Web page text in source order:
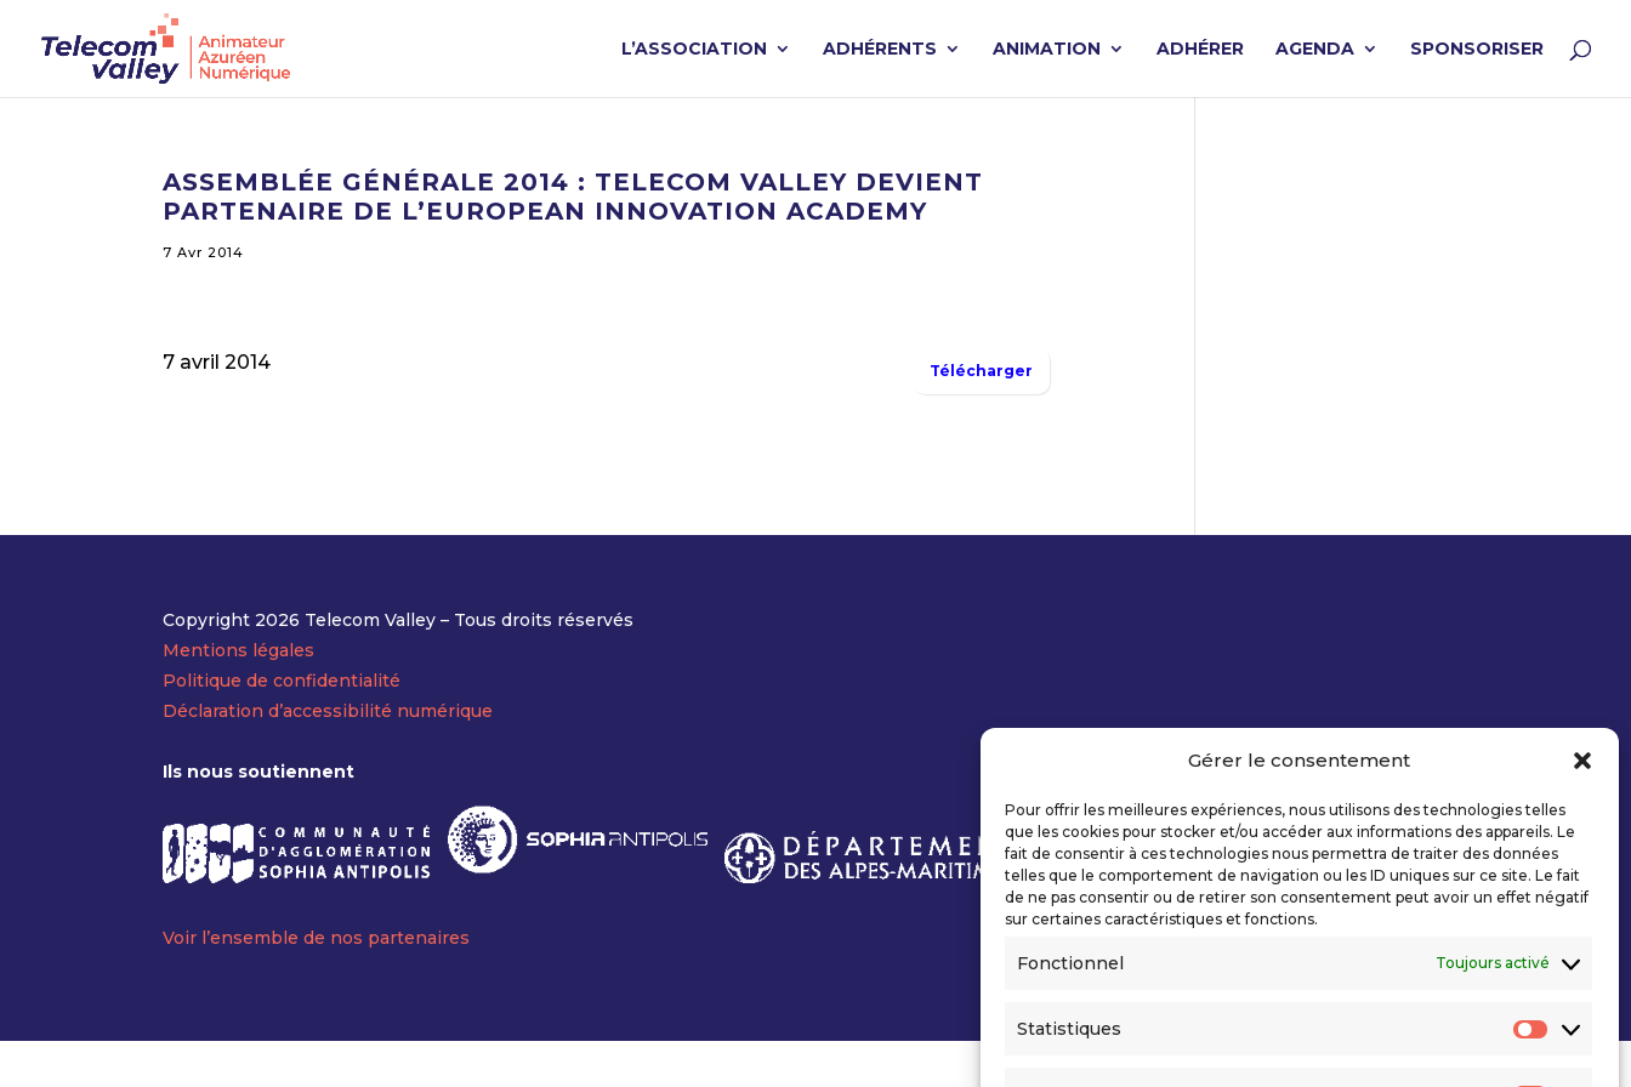
Gérer le consentement
Pour offrir les meilleures expériences, nous utilisons des technologies telles
que les cookies pour stocker et/ou accéder aux informations des appareils. Le
fait de consentir à ces technologies nous permettra de traiter des données
telles que le comportement de navigation ou les ID uniques sur ce site. Le fait
de ne pas consentir ou de retirer son consentement peut avoir un effet négatif
sur certaines caractéristiques et fonctions.
Fonctionnel Toujours activé
Statistiques
L’ASSOCIATION ADHÉRENTS ANIMATION ADHÉRER AGENDA SPONSORISER
ASSEMBLÉE GÉNÉRALE 2014 : TELECOM VALLEY DEVIENT
PARTENAIRE DE L’EUROPEAN INNOVATION ACADEMY
7 Avr 2014
7 avril 2014 Télécharger
Copyright 2026 Telecom Valley – Tous droits réservés
Mentions légales
Politique de confidentialité
Déclaration d’accessibilité numérique
Ils nous soutiennent
Voir l’ensemble de nos partenaires